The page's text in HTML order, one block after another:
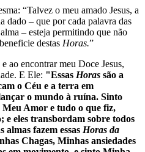
“Talvez o meu amado Jesus, a
dado – que por cada palavra das
– esteja permitindo que não
destas Horas.”
ao encontrar meu Doce Jesus,
E Ele: "Essas Horas são a
o Céu e a terra em
o mundo à ruína. Sinto
Amor e tudo o que fiz,
e eles transbordam sobre todos
almas fazem essas Horas da
Chagas, Minhas ansiedades